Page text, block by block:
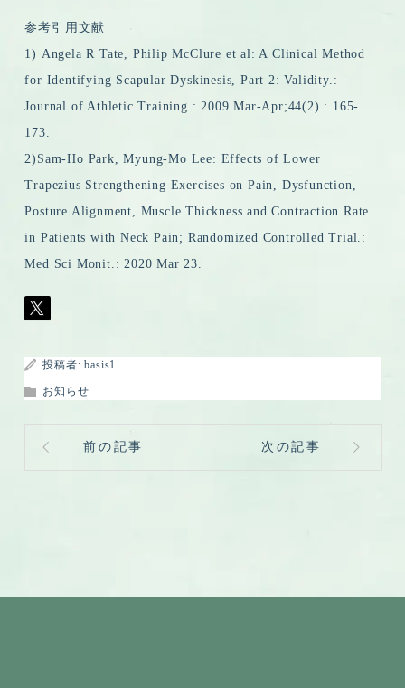
参考引用文献
1) Angela R Tate, Philip McClure et al: A Clinical Method
for Identifying Scapular Dyskinesis, Part 2: Validity.:
Journal of Athletic Training.: 2009 Mar-Apr;44(2).: 165-
173.
2)Sam-Ho Park, Myung-Mo Lee: Effects of Lower
Trapezius Strengthening Exercises on Pain, Dysfunction,
Posture Alignment, Muscle Thickness and Contraction Rate
in Patients with Neck Pain; Randomized Controlled Trial.:
Med Sci Monit.: 2020 Mar 23.
投稿者:basis1
お知らせ
前の記事 次の記事